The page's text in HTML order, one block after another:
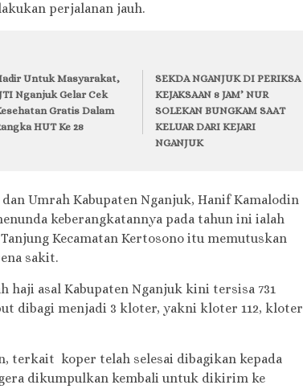
perjalanan jauh.
Untuk Masyarakat,
Nganjuk Gelar Cek
Gratis Dalam
HUT Ke 28
SEKDA NGANJUK DI PERIKSA
KEJAKSAAN 8 JAM’ NUR
SOLEKAN BUNGKAM SAAT
KELUAR DARI KEJARI
NGANJUK
Umrah Kabupaten Nganjuk, Hanif Kamalodin
keberangkatannya pada tahun ini ialah
Kecamatan Kertosono itu memutuskan
sakit.
haji asal Kabupaten Nganjuk kini tersisa 731
dibagi menjadi 3 kloter, yakni kloter 112, kloter
terkait koper telah selesai dibagikan kepada
dikumpulkan kembali untuk dikirim ke